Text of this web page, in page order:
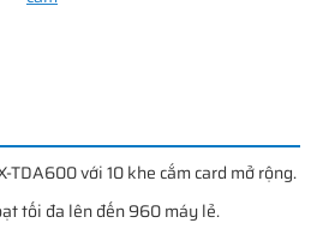
TDA600 với 10 khe cắm card mở rộng.
tối đa lên đến 960 máy lẻ.